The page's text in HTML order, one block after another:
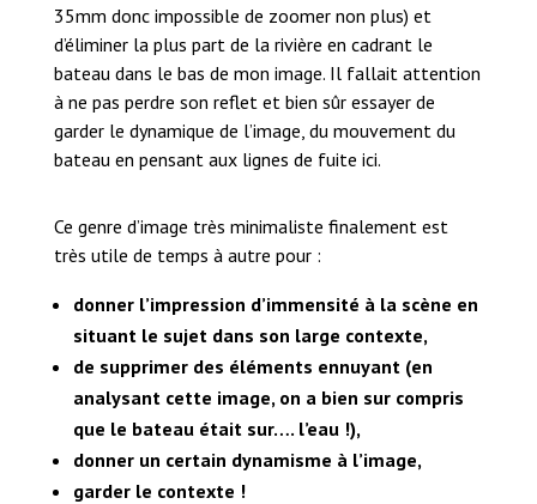
35mm donc impossible de zoomer non plus) et
d’éliminer la plus part de la rivière en cadrant le
bateau dans le bas de mon image. Il fallait attention
à ne pas perdre son reflet et bien sûr essayer de
garder le dynamique de l’image, du mouvement du
bateau en pensant aux lignes de fuite ici.
Ce genre d’image très minimaliste finalement est
très utile de temps à autre pour :
donner l’impression d’immensité à la scène en
situant le sujet dans son large contexte,
de supprimer des éléments ennuyant (en
analysant cette image, on a bien sur compris
que le bateau était sur…. l’eau !),
donner un certain dynamisme à l’image,
garder le contexte !